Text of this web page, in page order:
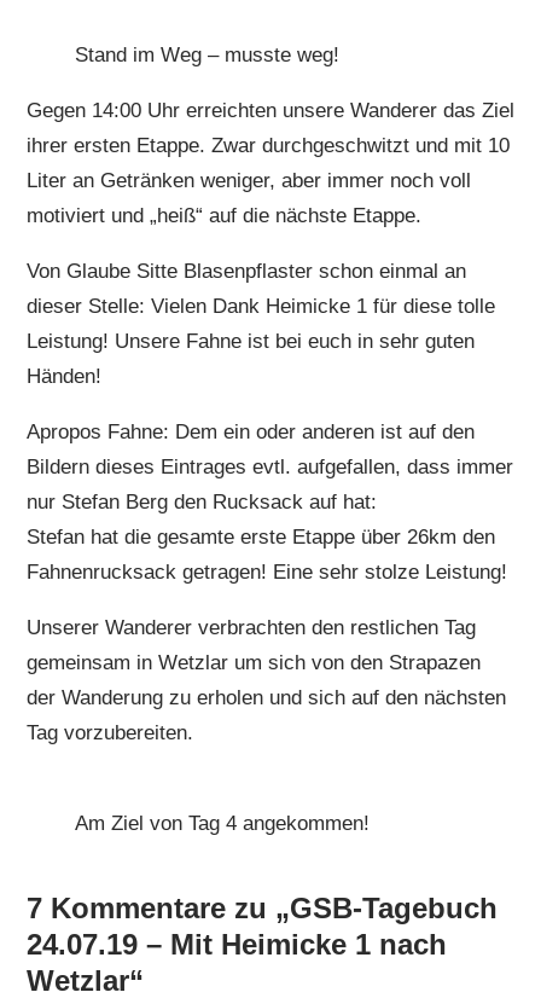
Stand im Weg – musste weg!
Gegen 14:00 Uhr erreichten unsere Wanderer das Ziel
ihrer ersten Etappe. Zwar durchgeschwitzt und mit 10
Liter an Getränken weniger, aber immer noch voll
motiviert und „heiß“ auf die nächste Etappe.
Von Glaube Sitte Blasenpflaster schon einmal an
dieser Stelle: Vielen Dank Heimicke 1 für diese tolle
Leistung! Unsere Fahne ist bei euch in sehr guten
Händen!
Apropos Fahne: Dem ein oder anderen ist auf den
Bildern dieses Eintrages evtl. aufgefallen, dass immer
nur Stefan Berg den Rucksack auf hat:
Stefan hat die gesamte erste Etappe über 26km den
Fahnenrucksack getragen! Eine sehr stolze Leistung!
Unserer Wanderer verbrachten den restlichen Tag
gemeinsam in Wetzlar um sich von den Strapazen
der Wanderung zu erholen und sich auf den nächsten
Tag vorzubereiten.
Am Ziel von Tag 4 angekommen!
7 Kommentare zu „GSB-Tagebuch
24.07.19 – Mit Heimicke 1 nach
Wetzlar“